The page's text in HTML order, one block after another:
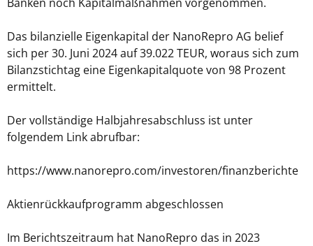
Das bilanzielle Eigenkapital der NanoRepro AG belief
sich per 30. Juni 2024 auf 39.022 TEUR, woraus sich zum
Bilanzstichtag eine Eigenkapitalquote von 98 Prozent
ermittelt.
Der vollständige Halbjahresabschluss ist unter
folgendem Link abrufbar:
https://www.nanorepro.com/investoren/finanzberichte
Aktienrückkaufprogramm abgeschlossen
Im Berichtszeitraum hat NanoRepro das in 2023